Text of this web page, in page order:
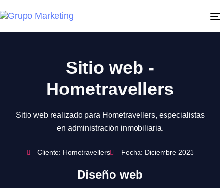
Sitio web -
Hometravellers
Sitio web realizado para Hometravellers, especialistas
en administración inmobiliaria.
Cliente: Hometravellers Fecha: Diciembre 2023
Diseño web